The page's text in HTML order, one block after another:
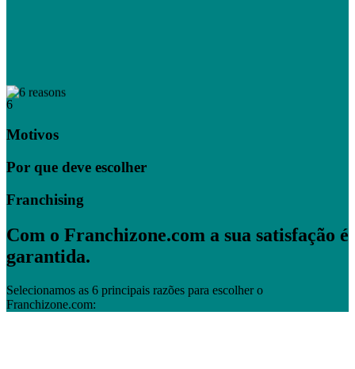
6
Motivos
Por que deve escolher
Franchising
Com o Franchizone.com a sua satisfação é
garantida.
Selecionamos as 6 principais razões para escolher o
Franchizone.com: